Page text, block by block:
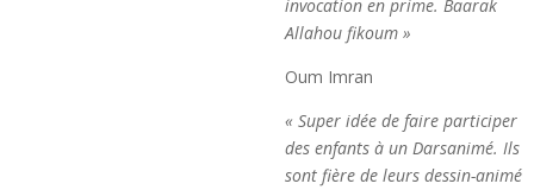
invocation en prime. Baarak
Allahou fikoum »
Oum Imran
« Super idée de faire participer
des enfants à un Darsanimé. Ils
sont fière de leurs dessin-animé